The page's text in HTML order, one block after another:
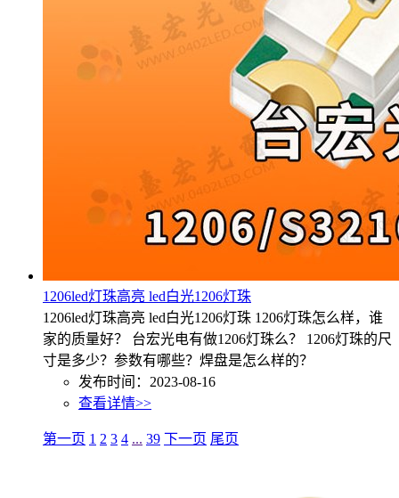
1206led灯珠高亮 led白光1206灯珠
1206led灯珠高亮 led白光1206灯珠 1206灯珠怎么样，谁
家的质量好？ 台宏光电有做1206灯珠么？ 1206灯珠的尺
寸是多少？参数有哪些？焊盘是怎么样的？
发布时间：2023-08-16
查看详情>>
第一页 1 2 3 4 ... 39 下一页 尾页